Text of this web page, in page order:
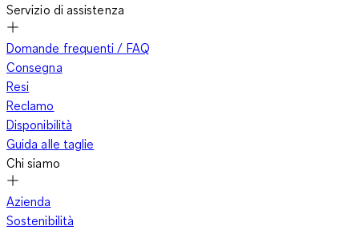
Servizio di assistenza
Domande frequenti / FAQ
Consegna
Resi
Reclamo
Disponibilità
Guida alle taglie
Chi siamo
Azienda
Sostenibilità